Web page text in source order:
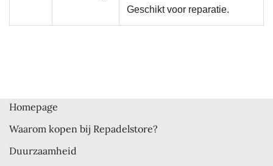
Geschikt voor reparatie.
Homepage
Waarom kopen bij Repadelstore?
Duurzaamheid